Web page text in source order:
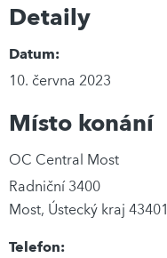
Detaily
Datum:
10. června 2023
Místo konání
OC Central Most
Radniční 3400
Most, Ústecký kraj 43401
Telefon: